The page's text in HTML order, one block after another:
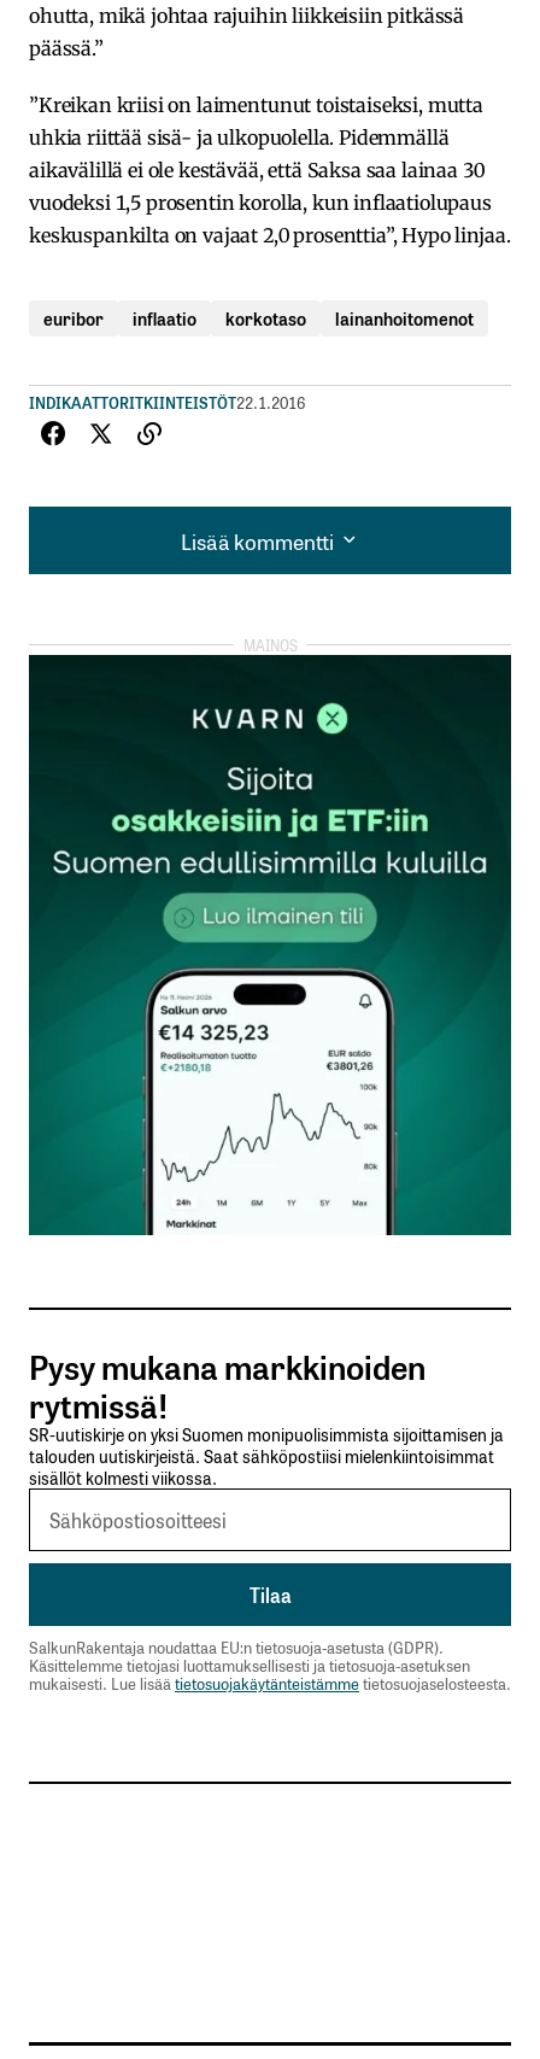
ohutta, mikä johtaa rajuihin liikkeisiin pitkässä
päässä.”
”Kreikan kriisi on laimentunut toistaiseksi, mutta
uhkia riittää sisä- ja ulkopuolella. Pidemmällä
aikavälillä ei ole kestävää, että Saksa saa lainaa 30
vuodeksi 1,5 prosentin korolla, kun inflaatiolupaus
keskuspankilta on vajaat 2,0 prosenttia”, Hypo linjaa.
euribor inflaatio korkotaso lainanhoitomenot
INDIKAATTORITKIINTEISTÖT22.1.2016
Lisää kommentti
Lisää kommentti
kirjautua
rekisteröityä
Sähköpostiosoitettasi ei julkaista.Pakolliset
kentät on merkitty*
Kommentti*
Nimesi tai nimimerkkisi
Sähköpostiosoitteesi
Tilaa SalkunRakentajan uutiskirje
Lähetä kommentti
Pysy mukana markkinoiden
rytmissä!
SR-uutiskirje on yksi Suomen monipuolisimmista sijoittamisen ja
talouden uutiskirjeistä. Saat sähköpostiisi mielenkiintoisimmat
sisällöt kolmesti viikossa.
SalkunRakentaja noudattaa EU:n tietosuoja-asetusta (GDPR).
Käsittelemme tietojasi luottamuksellisesti ja tietosuoja-asetuksen
mukaisesti. Lue lisäätietosuojakäytänteistämmetietosuojaselosteesta.